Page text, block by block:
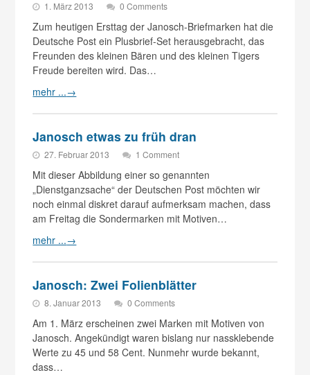
1. März 2013 0 Comments
Zum heutigen Ersttag der Janosch-Briefmarken hat die
Deutsche Post ein Plusbrief-Set herausgebracht, das
Freunden des kleinen Bären und des kleinen Tigers
Freude bereiten wird. Das…
mehr ...→
Janosch etwas zu früh dran
27. Februar 2013 1 Comment
Mit dieser Abbildung einer so genannten
„Dienstganzsache“ der Deutschen Post möchten wir
noch einmal diskret darauf aufmerksam machen, dass
am Freitag die Sondermarken mit Motiven…
mehr ...→
Janosch: Zwei Folienblätter
8. Januar 2013 0 Comments
Am 1. März erscheinen zwei Marken mit Motiven von
Janosch. Angekündigt waren bislang nur nassklebende
Werte zu 45 und 58 Cent. Nunmehr wurde bekannt,
dass…